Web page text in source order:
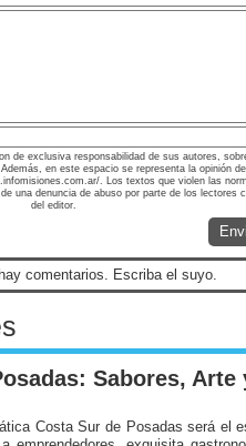
de exclusiva responsabilidad de sus autores,
en este espacio se representa la opinión
. Los textos que violen las
una denuncia de abuso por parte de los lectores
del editor.
comentarios. Escriba el suyo.
Sabores, Arte
Costa Sur de Posadas será el